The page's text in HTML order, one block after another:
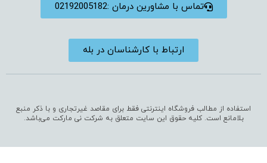
تماس با مشاورین درمان :02192005182
ارتباط با کارشناسان در بله
استفاده از مطالب فروشگاه اینترنتی فقط برای مقاصد غیرتجاری و با ذکر منبع
بلامانع است. کلیه حقوق این سایت متعلق به شرکت نی مارکت می‌باشد.